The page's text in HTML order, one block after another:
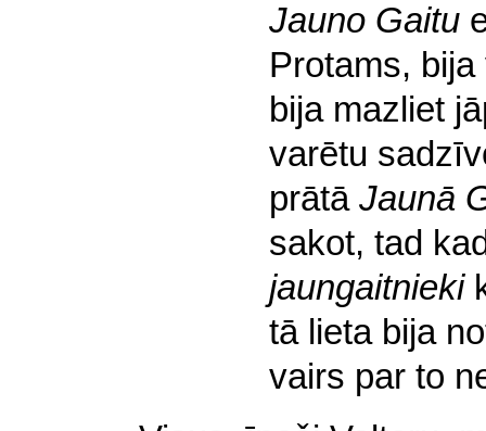
Jauno Gaitu
Protams,
bija mazliet
varētu
prātā Jaunā
sakot, tad
jaungaitnieki
tā lieta bija
vairs par to